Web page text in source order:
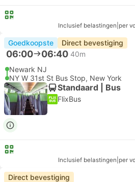
Inclusief belastingen per
Goedkoopste Direct bevestiging
06:00 06:40 40m
Newark NJ
NY W 31st St Bus Stop, New York
Standaard | Bus
FlixBus
Inclusief belastingen per
Direct bevestiging